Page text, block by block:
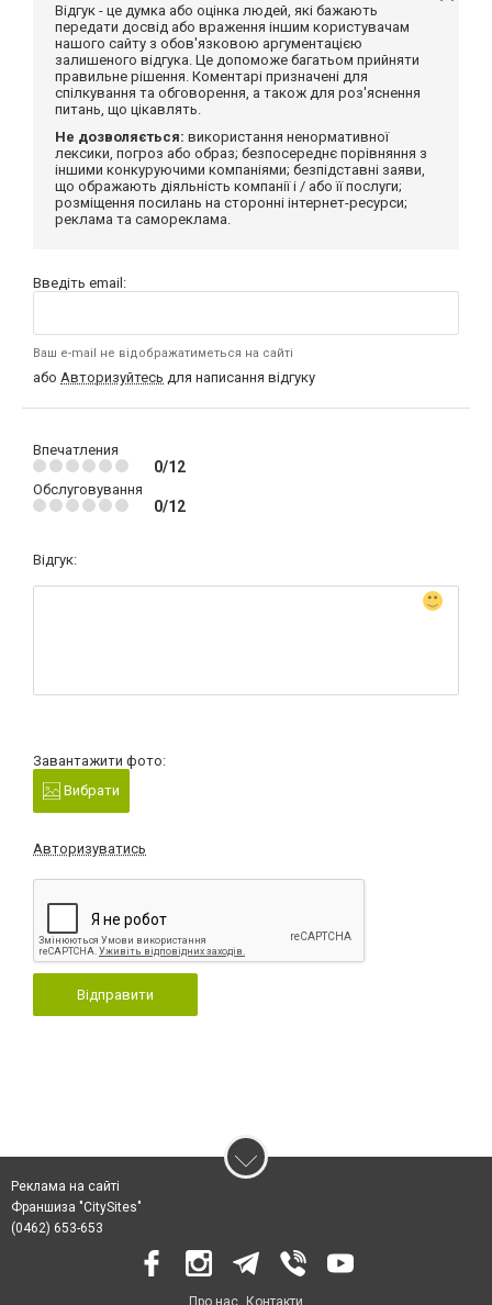
Відгук - це думка або оцінка людей, які бажають
передати досвід або враження іншим користувачам
нашого сайту з обов'язковою аргументацією
залишеного відгука. Це допоможе багатьом прийняти
правильне рішення. Коментарі призначені для
спілкування та обговорення, а також для роз'яснення
питань, що цікавлять.
Не дозволяється: використання ненормативної
лексики, погроз або образ; безпосереднє порівняння з
іншими конкуруючими компаніями; безпідставні заяви,
що ображають діяльність компанії і / або її послуги;
розміщення посилань на сторонні інтернет-ресурси;
реклама та самореклама.
Введіть email:
Ваш e-mail не відображатиметься на сайті
або Авторизуйтесь для написання відгуку
Впечатления
0/12
Обслуговування
0/12
Відгук:
Завантажити фото:
Вибрати
Авторизуватись
Відправити
Реклама на сайті
Франшиза "CitySites"
(0462) 653-653
Про нас Контакти